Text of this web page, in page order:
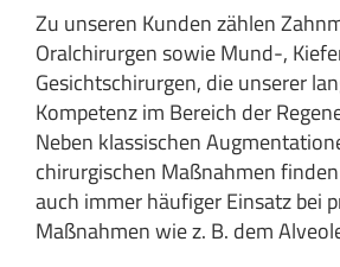
Zu unseren Kunden zählen
Oralchirurgen sowie Mund-,
Gesichtschirurgen, die unserer
Kompetenz im Bereich der
Neben klassischen
chirurgischen Maßnahmen
auch immer häufiger Einsatz bei
Maßnahmen wie z. B. dem